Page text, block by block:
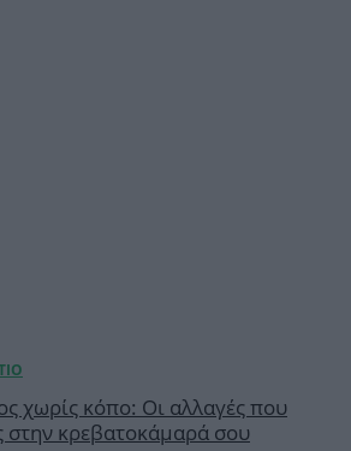
χωρίς κόπο: Οι αλλαγές που
στην κρεβατοκάμαρά σου